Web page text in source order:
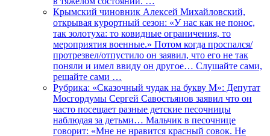
Крымский чиновник Алексей Михайловский,
открывая курортный сезон: «У нас как не понос,
так золотуха: то ковидные ограничения, то
мероприятия военные.» Потом когда проспался/
протрезвел/отпустило он заявил, что его не так
поняли и имел ввиду он другое… Слушайте сами,
решайте сами …
Рубрика: «Сказочный чудак на букву М»: Депутат
Мосгордумы Сергей Савостьянов заявил что он
часто посещает разные детские песочницы
наблюдая за детьми… Мальчик в песочнице
говорит: «Мне не нравится красный совок. Не